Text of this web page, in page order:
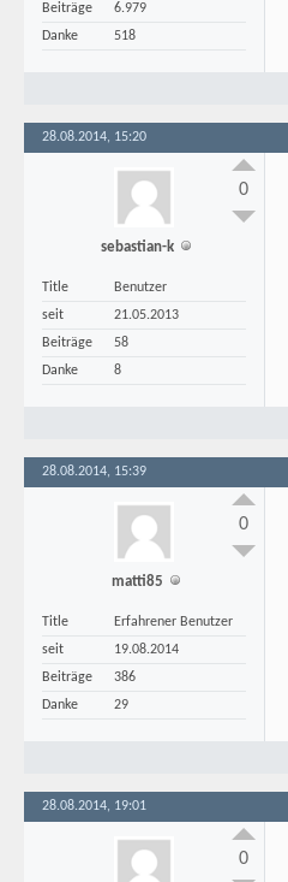
Beiträge
6.979
Danke
518
28.08.2014, 15:20
sebastian-k
Title
Benutzer
seit
21.05.2013
Beiträge
58
Danke
8
0
28.08.2014, 15:39
matti85
Title
Erfahrener Benutzer
seit
19.08.2014
Beiträge
386
Danke
29
0
28.08.2014, 19:01
0